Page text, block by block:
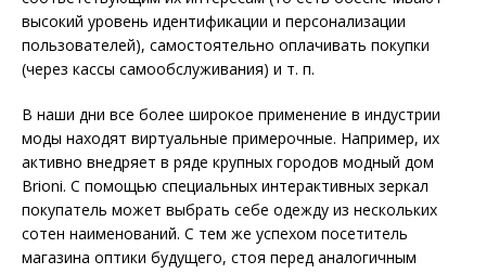
высокий уровень идентификации и персонализации
пользователей), самостоятельно оплачивать покупки
(через кассы самообслуживания) и т. п.
В наши дни все более широкое применение в индустрии
моды находят виртуальные примерочные. Например, их
активно внедряет в ряде крупных городов модный дом
Brioni. С помощью специальных интерактивных зеркал
покупатель может выбрать себе одежду из нескольких
сотен наименований. С тем же успехом посетитель
магазина оптики будущего, стоя перед аналогичным